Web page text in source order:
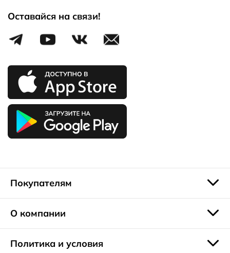
Оставайся на связи!
Покупателям
О компании
Политика и условия